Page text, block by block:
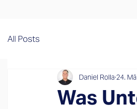
All Posts
Was
Daniel Rolla 24.